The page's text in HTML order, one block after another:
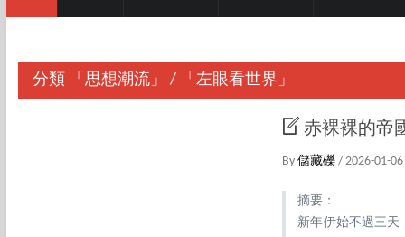
分類 「思想潮流」 / 「左眼看世界」
赤裸裸的帝
By 儲藏礫 / 2026-01-
摘要：
新年伊始不過三天